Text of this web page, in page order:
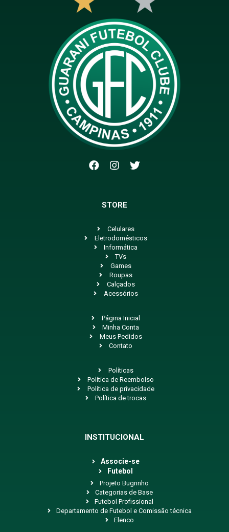
STORE
Celulares
Eletrodomésticos
Informática
TVs
Games
Roupas
Calçados
Acessórios
Página Inicial
Minha Conta
Meus Pedidos
Contato
Políticas
Política de Reembolso
Política de privacidade
Política de trocas
INSTITUCIONAL
Associe-se
Futebol
Projeto Bugrinho
Categorias de Base
Futebol Profissional
Departamento de Futebol e Comissão técnica
Elenco